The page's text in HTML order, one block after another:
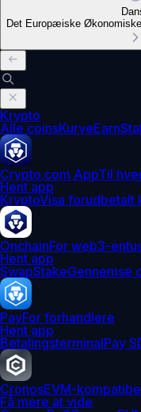
Det Europæiske
Krypto
Alle coinsKurveEarn
Crypto.com AppTil
Hent app
KryptoVisa forudbetalt
OnchainFor web3-
Hent app
SwapStakeGennemse
PayFor forhandlere
Hent app
BetalingsterminalPay
CronosEVM-
Få mere at vide